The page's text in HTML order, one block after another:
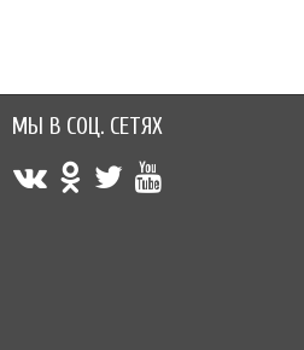
МЫ В СОЦ. СЕТЯХ